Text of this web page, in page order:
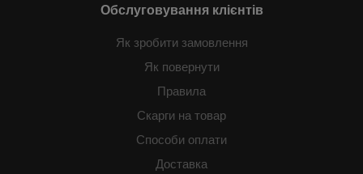
Обслуговування клієнтів
Як зробити замовлення
Як повернути
Правила
Скарги на товар
Способи оплати
Доставка